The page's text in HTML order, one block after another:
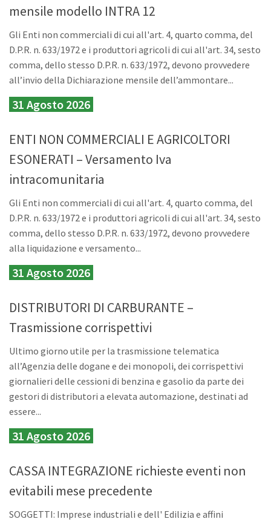
mensile modello INTRA 12
Gli Enti non commerciali di cui all'art. 4, quarto comma, del
D.P.R. n. 633/1972 e i produttori agricoli di cui all'art. 34, sesto
comma, dello stesso D.P.R. n. 633/1972, devono provvedere
all’invio della Dichiarazione mensile dell’ammontare...
31 Agosto 2026
ENTI NON COMMERCIALI E AGRICOLTORI
ESONERATI – Versamento Iva
intracomunitaria
Gli Enti non commerciali di cui all'art. 4, quarto comma, del
D.P.R. n. 633/1972 e i produttori agricoli di cui all'art. 34, sesto
comma, dello stesso D.P.R. n. 633/1972, devono provvedere
alla liquidazione e versamento...
31 Agosto 2026
DISTRIBUTORI DI CARBURANTE –
Trasmissione corrispettivi
Ultimo giorno utile per la trasmissione telematica
all’Agenzia delle dogane e dei monopoli, dei corrispettivi
giornalieri delle cessioni di benzina e gasolio da parte dei
gestori di distributori a elevata automazione, destinati ad
essere...
31 Agosto 2026
CASSA INTEGRAZIONE richieste eventi non
evitabili mese precedente
SOGGETTI: Imprese industriali e dell' Edilizia e affini